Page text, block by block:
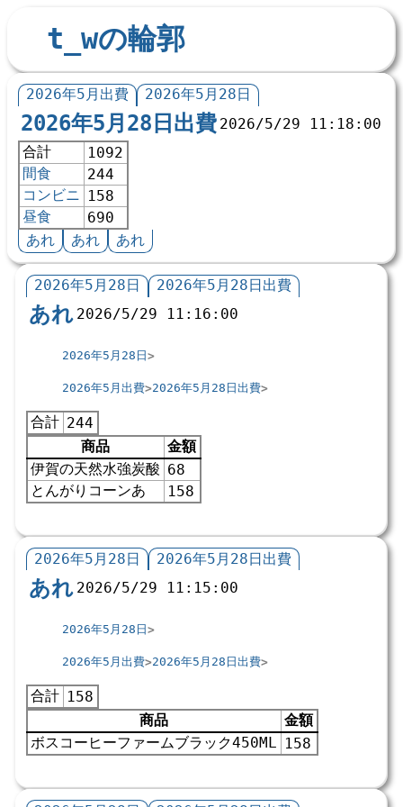
t_wの輪郭
2026年5月出費 2026年5月28日
2026年5月28日出費 2026/5/29 11:18:00
合計
1092
間食
244
コンビニ 158
昼食
690
あれ
あれ あれ
2026年5月28日 2026年5月28日出費
あれ 2026/5/29 11:16:00
2026年5月28日
2026年5月出費 2026年5月28日出費
合計 244
商品
金額
伊賀の天然水強炭酸 68
とんがりコーンあ
158
2026年5月28日 2026年5月28日出費
あれ 2026/5/29 11:15:00
2026年5月28日
2026年5月出費 2026年5月28日出費
合計 158
商品
金額
ボスコーヒーファームブラック450ML 158